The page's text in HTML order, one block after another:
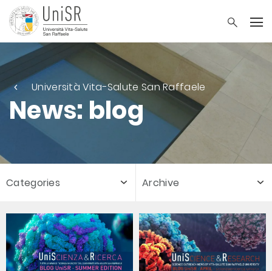
Università Vita-Salute San Raffaele
News: blog
Categories Archive